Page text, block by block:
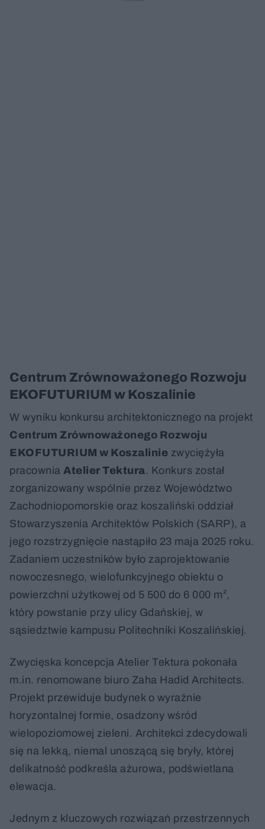
Centrum Zrównoważonego Rozwoju
EKOFUTURIUM w Koszalinie
W wyniku konkursu architektonicznego na projekt
Centrum Zrównoważonego Rozwoju
EKOFUTURIUM w Koszalinie zwyciężyła
pracownia Atelier Tektura. Konkurs został
zorganizowany wspólnie przez Województwo
Zachodniopomorskie oraz koszaliński oddział
Stowarzyszenia Architektów Polskich (SARP), a
jego rozstrzygnięcie nastąpiło 23 maja 2025 roku.
Zadaniem uczestników było zaprojektowanie
nowoczesnego, wielofunkcyjnego obiektu o
powierzchni użytkowej od 5 500 do 6 000 m²,
który powstanie przy ulicy Gdańskiej, w
sąsiedztwie kampusu Politechniki Koszalińskiej.
Zwycięska koncepcja Atelier Tektura pokonała
m.in. renomowane biuro Zaha Hadid Architects.
Projekt przewiduje budynek o wyraźnie
horyzontalnej formie, osadzony wśród
wielopoziomowej zieleni. Architekci zdecydowali
się na lekką, niemal unoszącą się bryły, której
delikatność podkreśla ażurowa, podświetlana
elewacja.
Jednym z kluczowych rozwiązań przestrzennych